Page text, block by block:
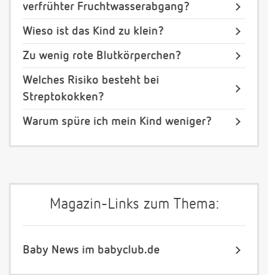
verfrühter Fruchtwasserabgang?
Wieso ist das Kind zu klein?
Zu wenig rote Blutkörperchen?
Welches Risiko besteht bei
Streptokokken?
Warum spüre ich mein Kind weniger?
Magazin-Links zum Thema:
Baby News im babyclub.de